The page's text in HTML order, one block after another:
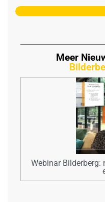
Meer
Webinar Bilderberg: